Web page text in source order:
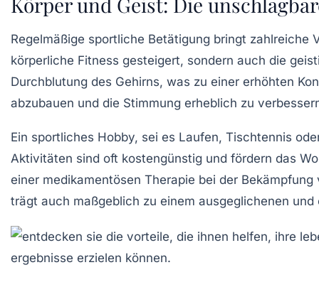
Regelmäßige sportliche Betätigung bringt zahlreiche
körperliche Fitness gesteigert, sondern auch die
Durchblutung des Gehirns, was zu einer erhöhten
abzubauen und die Stimmung erheblich zu
Ein sportliches Hobby, sei es Laufen, Tischtennis
Aktivitäten sind oft kostengünstig und fördern das
einer medikamentösen Therapie bei der
trägt auch maßgeblich zu einem ausgeglichenen und